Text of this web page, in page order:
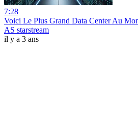
7:28
Voici Le Plus Grand Data Center Au
AS starstream
il y a 3 ans